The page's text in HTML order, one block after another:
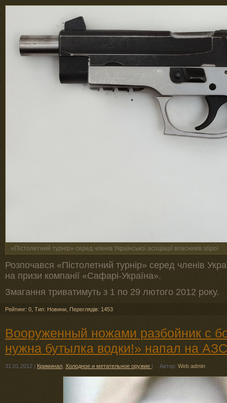
«Пістолетний турнір» серед членів Української асоціації власників зброї
Розпочався «Пістолетний турнір» серед членів
на призи компанії «Сафарі-Україна».
Змагання триватимуть з 1 по 29 лютого 2012 року.
Рейтинг: 0 Тип: Новини Переглядів: 1453
Вооруженный ножами разбойник с
нужна бутылка водки!» напал на АЗС
31.01.2012 | Криминал Холодное и метательное оружие | Автор: Web admin